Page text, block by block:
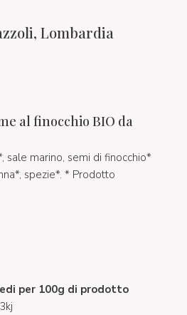
Lombardia
al finocchio BIO da
sale marino, semi di finocchio*
spezie*. * Prodotto
per 100g di prodotto